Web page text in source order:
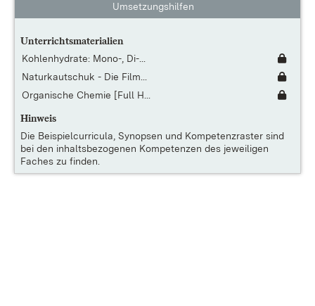
Umsetzungshilfen
Unterrichtsmaterialien
Kohlenhydrate: Mono-, Di-...
Naturkautschuk - Die Film...
Organische Chemie [Full H...
Hinweis
Die Beispielcurricula, Synopsen und Kompetenzraster sind
bei den inhaltsbezogenen Kompetenzen des jeweiligen
Faches zu finden.